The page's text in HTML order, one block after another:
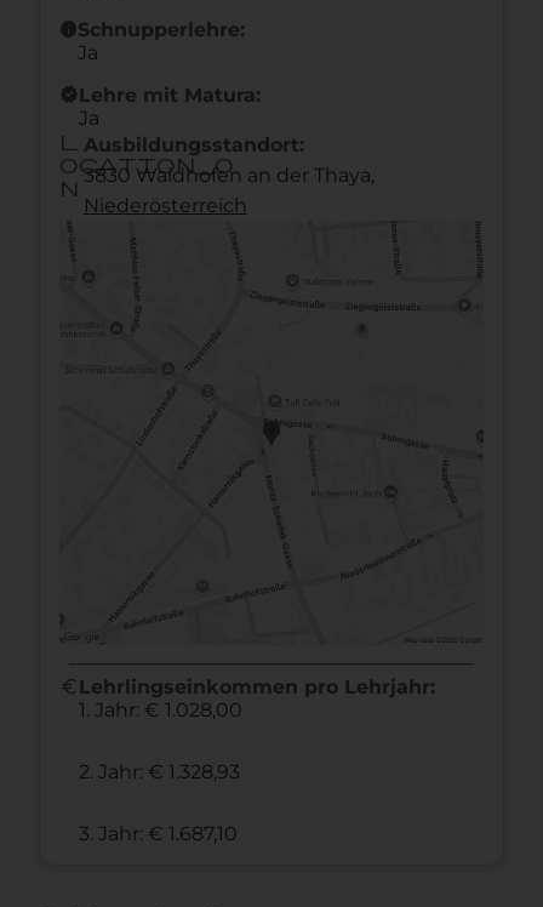
infoSchnupperlehre:
Ja
new_releasesLehre mit Matura:
Ja
l
ocation_o
n
Ausbildungsstandort:
3830 Waidhofen an der Thaya,
Nieder­österreich
euro Lehrlingseinkommen pro Lehrjahr:
1. Jahr: € 1.028,00
2. Jahr: € 1.328,93
3. Jahr: € 1.687,10